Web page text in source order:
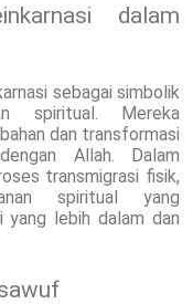
dalam
sebagai simbolik
spiritual. Mereka
dan transformasi
Allah. Dalam
transmigrasi fisik,
spiritual yang
yang lebih dalam dan